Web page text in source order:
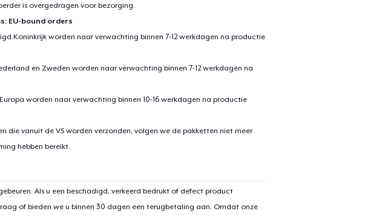
is overgedragen voor bezorging.
EU-bound orders
Koninkrijk worden naar verwachting binnen 7-12 werkdagen na productie
en Zweden worden naar verwachting binnen 7-12 werkdagen na
worden naar verwachting binnen 10-16 werkdagen na productie
die vanuit de VS worden verzonden, volgen we de pakketten niet meer
hebben bereikt.
Als u een beschadigd, verkeerd bedrukt of defect product
of bieden we u binnen 30 dagen een terugbetaling aan. Omdat onze